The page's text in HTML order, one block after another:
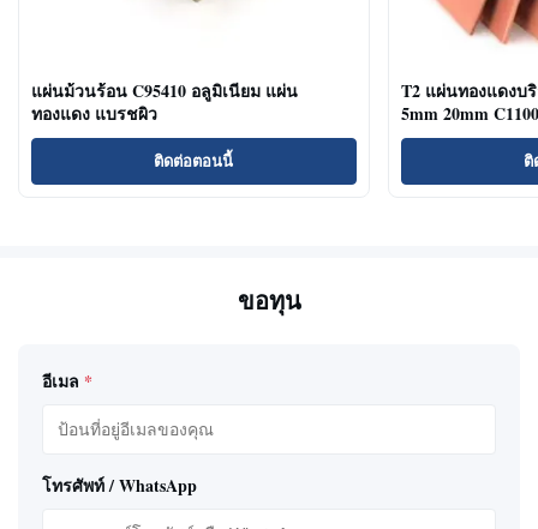
แผ่นม้วนร้อน C95410 อลูมิเนียม แผ่น
ทองแดง แบรชผิว
ติดต่อตอนนี้
T2 แผ่นทองแดงบ
5mm 20mm
ขอทุน
อีเมล *
โทรศัพท์ / WhatsApp